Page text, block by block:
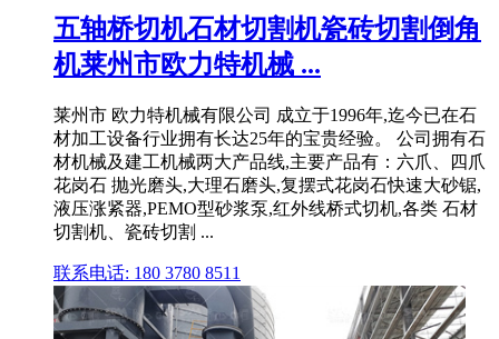
五轴桥切机石材切割机瓷砖切割倒角
机莱州市欧力特机械 ...
莱州市 欧力特机械有限公司 成立于1996年,迄今已在石
材加工设备行业拥有长达25年的宝贵经验。 公司拥有石
材机械及建工机械两大产品线,主要产品有：六爪、四爪
花岗石 抛光磨头,大理石磨头,复摆式花岗石快速大砂锯,
液压涨紧器,PEMO型砂浆泵,红外线桥式切机,各类 石材
切割机、瓷砖切割 ...
联系电话: 180 3780 8511